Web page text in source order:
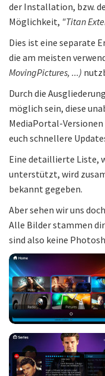
der Installation, bzw.
Möglichkeit, "Titan
Dies ist eine separate
die am meisten
MovingPictures, ...)
Durch die
möglich sein, diese
MediaPortal-
euch schnellere
Eine detaillierte Liste,
unterstützt, wird
bekannt gegeben.
Aber sehen wir uns
Alle Bilder stammen
sind also keine